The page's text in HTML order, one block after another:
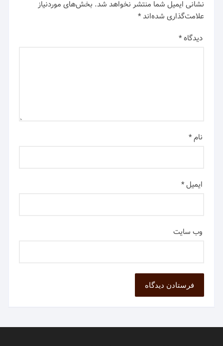
نشانی ایمیل شما منتشر نخواهد شد. بخش‌های موردنیاز
علامت‌گذاری شده‌اند*
دیدگاه*
نام*
ایمیل*
وب‌ سایت